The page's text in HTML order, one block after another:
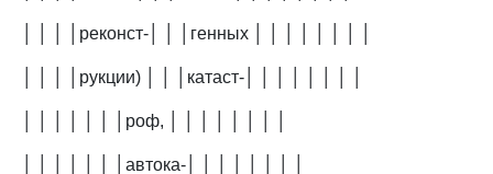
│ │ │ │реконст-│ │ │генных │ │ │ │ │ │ │ │
│ │ │ │рукции) │ │ │катаст-│ │ │ │ │ │ │ │
│ │ │ │ │ │ │роф, │ │ │ │ │ │ │ │
│ │ │ │ │ │ │автока-│ │ │ │ │ │ │ │